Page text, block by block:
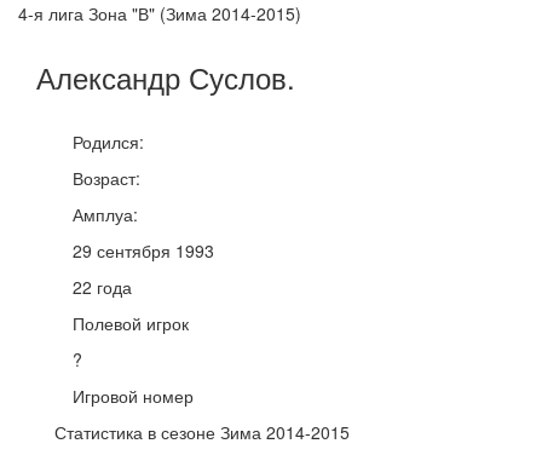
4-я лига Зона "В" (Зима 2014-2015)
Александр Суслов.
Родился:
Возраст:
Амплуа:
29 сентября 1993
22 года
Полевой игрок
?
Игровой номер
Статистика в сезоне Зима 2014-2015